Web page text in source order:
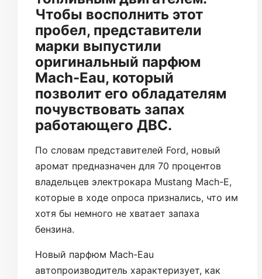
Чтобы восполнить этот
пробел, представители
марки выпустили
оригинальный парфюм
Mach-Eau, который
позволит его обладателям
почувствовать запах
работающего ДВС.
По словам представителей Ford, новый
аромат предназначен для 70 процентов
владельцев электрокара Mustang Mach-E,
которые в ходе опроса признались, что им
хотя бы немного не хватает запаха
бензина.
Новый парфюм Mach-Eau
автопроизводитель характеризует, как